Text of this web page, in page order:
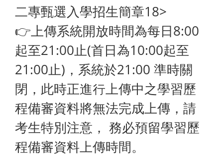
二專甄選入學招生簡章18>
👉上傳系統開放時間為每日8:00
起至21:00止(首日為10:00起至
21:00止)，系統於21:00 準時關
閉，此時正進行上傳中之學習歷
程備審資料將無法完成上傳，請
考生特別注意， 務必預留學習歷
程備審資料上傳時間。